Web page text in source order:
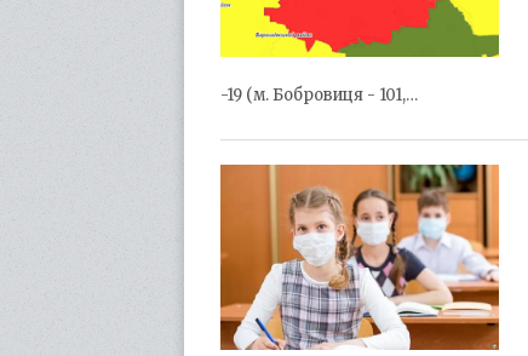
-19 (м. Бобровиця - 101,…